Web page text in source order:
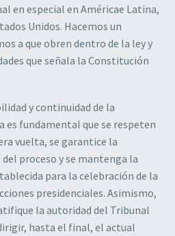
en especial en Américae Latina,
Unidos. Hacemos un
a que obren dentro de la ley y
que señala la Constitución
y continuidad de la
es fundamental que se respeten
vuelta, se garantice la
proceso y se mantenga la
para la celebración de la
presidenciales. Asimismo,
la autoridad del Tribunal
hasta el final, el actual